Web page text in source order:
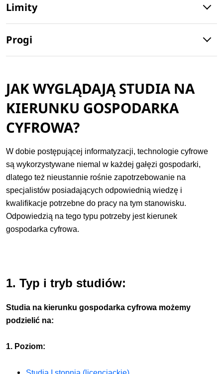
Limity
Progi
JAK WYGLĄDAJĄ STUDIA NA
KIERUNKU GOSPODARKA
CYFROWA?
W dobie postępującej informatyzacji, technologie cyfrowe
są wykorzystywane niemal w każdej gałęzi gospodarki,
dlatego też nieustannie rośnie zapotrzebowanie na
specjalistów posiadających odpowiednią wiedzę i
kwalifikacje potrzebne do pracy na tym stanowisku.
Odpowiedzią na tego typu potrzeby jest kierunek
gospodarka cyfrowa.
1. Typ i tryb studiów:
Studia na kierunku gospodarka cyfrowa możemy
podzielić na:
1. Poziom: